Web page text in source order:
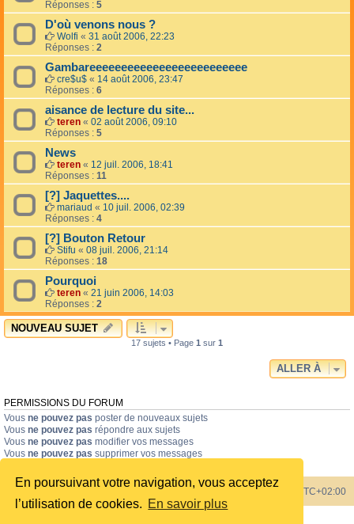
En poursuivant votre navigation, vous acceptez
l’utilisation de cookies. En savoir plus
Réponses : 5
D'où venons nous ?
Wolfi « 31 août 2006, 22:23
Réponses : 2
Gambareeeeeeeeeeeeeeeeeeeeeeeee
cre$u$ « 14 août 2006, 23:47
Réponses : 6
aisance de lecture du site...
teren « 02 août 2006, 09:10
Réponses : 5
News
teren « 12 juil. 2006, 18:41
Réponses : 11
[?] Jaquettes....
mariaud « 10 juil. 2006, 02:39
Réponses : 4
[?] Bouton Retour
Stifu « 08 juil. 2006, 21:14
Réponses : 18
Pourquoi
teren « 21 juin 2006, 14:03
Réponses : 2
NOUVEAU SUJET
17 sujets • Page 1 sur 1
ALLER À
PERMISSIONS DU FORUM
Vous ne pouvez pas poster de nouveaux sujets
Vous ne pouvez pas répondre aux sujets
Vous ne pouvez pas modifier vos messages
Vous ne pouvez pas supprimer vos messages
Index du forum Heures au format UTC+02:00